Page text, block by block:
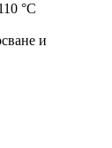
°C
и